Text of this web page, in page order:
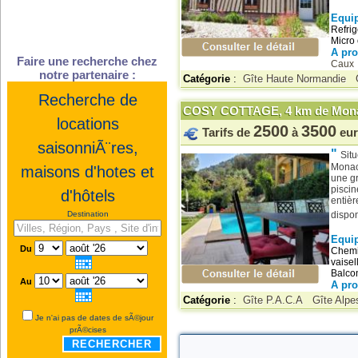
Polynésie Française(987)
Puy de Dôme(63)
Pyrénées Atlantiques(64)
Réunion(974)
Saint-Barthélemy(977)
Saint-Martin(978)
Sarthe(72)
Savoie(73)
Saône et Loire(71)
Seine Maritime(76)
Seine Saint Denis(93)
Seine et Marne(77)
Somme(80)
St-Pierre et Miquelon(975)
Faire une recherche chez
notre partenaire :
Recherche de
locations
saisonniÃ¨res,
maisons d'hotes et
d'hôtels
Destination
Du
Au
Je n'ai pas de dates de sÃ©jour
prÃ©cises
RECHERCHER
Micro
A
Caux
Catégorie : Gîte Haute Normandie
COSY COTTAGE, 4 km de
Tarifs de 2500 à 3500
"
une
A
Catégorie : Gîte P.A.C.A Gîte